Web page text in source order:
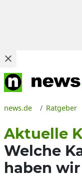
news.de Ratgeber
Aktuelle
Welche
haben